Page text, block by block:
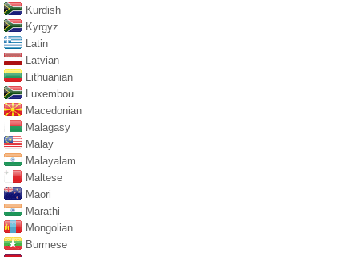
Kurdish
Kyrgyz
Latin
Latvian
Lithuanian
Luxembou..
Macedonian
Malagasy
Malay
Malayalam
Maltese
Maori
Marathi
Mongolian
Burmese